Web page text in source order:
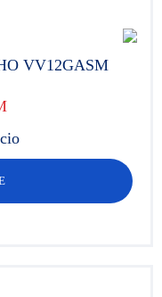
VV12GASM